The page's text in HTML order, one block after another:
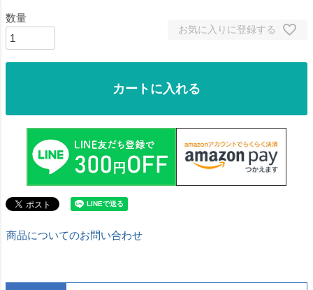
お気に入りに登録する
カートに入れる
商品についてのお問い合わせ